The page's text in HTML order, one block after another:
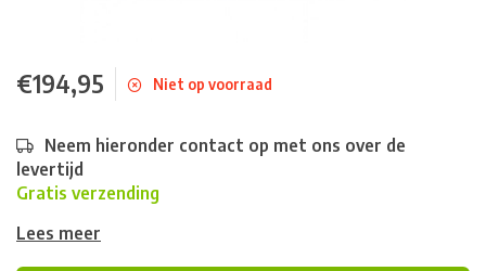
€194,95 Niet op voorraad
Neem hieronder contact op met ons over de
levertijd
Gratis verzending
Lees meer